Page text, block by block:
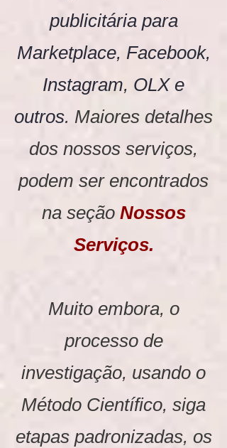
publicitária para
Marketplace, Facebook,
Instagram, OLX e
outros. Maiores detalhes
dos nossos serviços,
podem ser encontrados
na seção Nossos
Serviços.
Muito embora, o
processo de
investigação, usando o
Método Científico, siga
etapas padronizadas, os